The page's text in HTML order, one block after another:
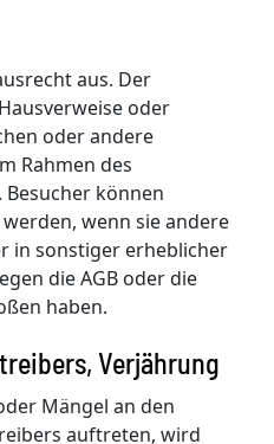
aus. Der
oder
oder andere
Rahmen des
können
wenn sie andere
in sonstiger erheblicher
die AGB oder die
haben.
Verjährung
Mängel an den
auftreten, wird